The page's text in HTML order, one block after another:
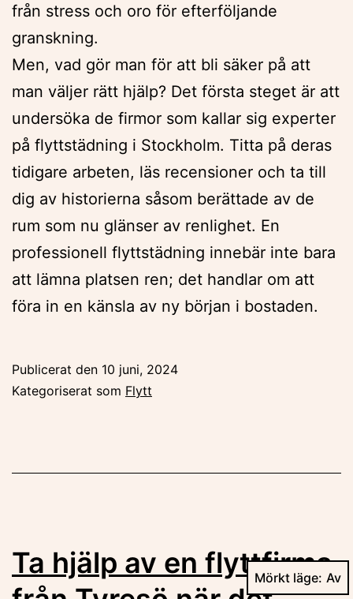
från stress och oro för efterföljande
granskning.
Men, vad gör man för att bli säker på att
man väljer rätt hjälp? Det första steget är att
undersöka de firmor som kallar sig experter
på flyttstädning i Stockholm. Titta på deras
tidigare arbeten, läs recensioner och ta till
dig av historierna såsom berättade av de
rum som nu glänser av renlighet. En
professionell flyttstädning innebär inte bara
att lämna platsen ren; det handlar om att
föra in en känsla av ny början i bostaden.
Publicerat den 10 juni, 2024
Kategoriserat som Flytt
Ta hjälp av en flyttfirma
Mörkt läge: